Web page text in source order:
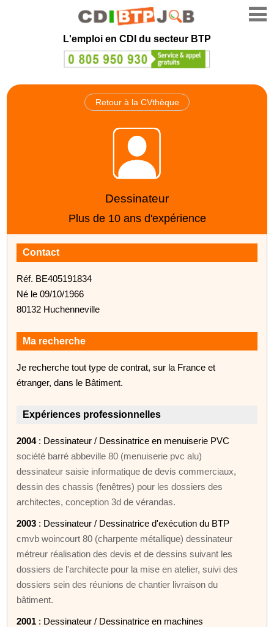
L'emploi en CDI du secteur BTP
Retour à la CVthèque
Dessinateur
Plus de 10 ans d'expérience
Contact
Réf. BE405191834
Né le 09/10/1966
80132 Huchenneville
Ma recherche
Je recherche tout type de contrat, sur la France et
étranger, dans le Bâtiment.
Expériences professionnelles
2004: Dessinateur / Dessinatrice en menuiserie PVC
société barré abbeville 80 (menuiserie pvc alu)
dessinateur saisie informatique de devis commerciaux,
dessin des chassis (fenêtres) pour les dossiers des
architectes, conception 3d de vérandas.
2003 : Dessinateur / Dessinatrice d'exécution du BTP
cmvb woincourt 80 (charpente métallique) dessinateur
métreur réalisation des devis et de dessins suivant les
dossiers de l'architecte pour la mise en atelier, suivi des
dossiers sein des réunions de chantier livraison du
bâtiment.
2001 : Dessinateur / Dessinatrice en machines